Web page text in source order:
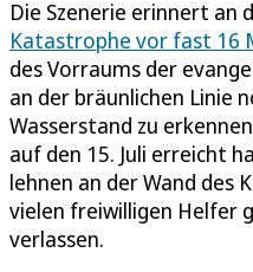
Die Szenerie erinnert an
Katastrophe vor fast 16
des Vorraums der
an der bräunlichen Linie
Wasserstand zu
auf den 15. Juli erreicht
lehnen an der Wand des
vielen freiwilligen Helfer
verlassen.